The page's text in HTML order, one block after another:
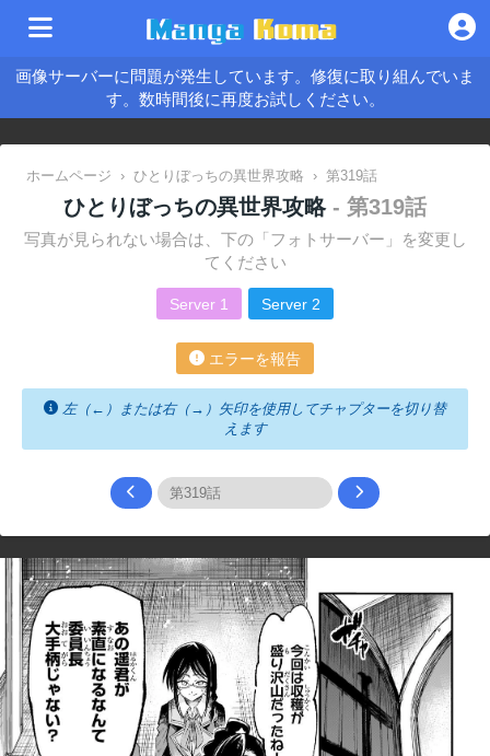
画像サーバーに問題が発生しています。修復に取り組んでいま
す。数時間後に再度お試しください。
ホームページ › ひとりぼっちの異世界攻略 › 第319話
ひとりぼっちの異世界攻略 - 第319話
写真が見られない場合は、下の「フォトサーバー」を変更し
てください
Server 1 Server 2
エラーを報告
左（←）または右（→）矢印を使用してチャプターを切り替
えます